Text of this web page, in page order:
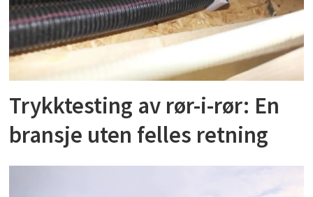
Trykktesting av rør-i-rør: En
bransje uten felles retning